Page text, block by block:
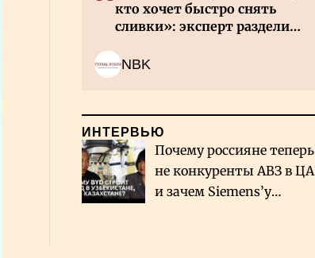
кто хочет быстро снять
сливки»: эксперт разделил
NBK
ИНТЕРВЬЮ
Почему россияне теперь
не конкуренты АВЗ в ЦА
и зачем Siemens’у